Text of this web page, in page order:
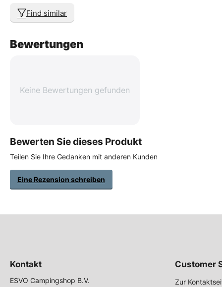
Find similar
Bewertungen
Keine Bewertungen gefunden
Bewerten Sie dieses Produkt
Teilen Sie Ihre Gedanken mit anderen Kunden
Eine Rezension schreiben
Kontakt
ESVO Campingshop B.V.
Customer
Zur